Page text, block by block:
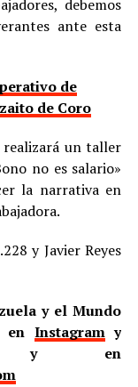
debemos
ante esta
de
de Coro
realizará un taller
no es salario»
la narrativa en
y Javier Reyes
y el Mundo
en Instagramy
en